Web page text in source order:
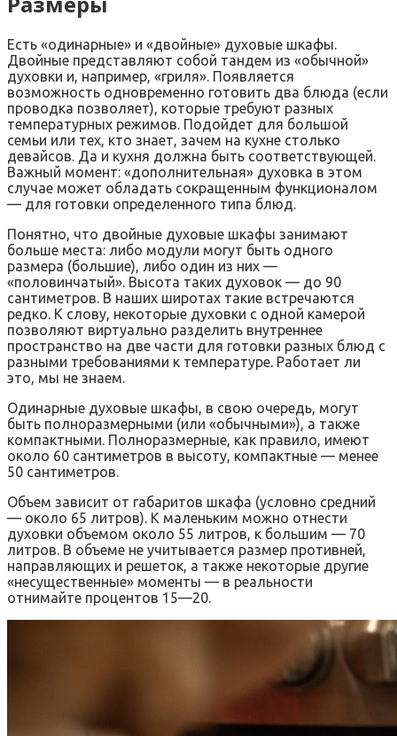
Есть «одинарные» и «двойные» духовые шкафы.
Двойные представляют собой тандем из «обычной»
духовки и, например, «гриля». Появляется
возможность одновременно готовить два блюда (если
проводка позволяет), которые требуют разных
температурных режимов. Подойдет для большой
семьи или тех, кто знает, зачем на кухне столько
девайсов. Да и кухня должна быть соответствующей.
Важный момент: «дополнительная» духовка в этом
случае может обладать сокращенным функционалом
— для готовки определенного типа блюд.
Понятно, что двойные духовые шкафы занимают
больше места: либо модули могут быть одного
размера (большие), либо один из них —
«половинчатый». Высота таких духовок — до 90
сантиметров. В наших широтах такие встречаются
редко. К слову, некоторые духовки с одной камерой
позволяют виртуально разделить внутреннее
пространство на две части для готовки разных блюд с
разными требованиями к температуре. Работает ли
это, мы не знаем.
Одинарные духовые шкафы, в свою очередь, могут
быть полноразмерными (или «обычными»), а также
компактными. Полноразмерные, как правило, имеют
около 60 сантиметров в высоту, компактные — менее
50 сантиметров.
Объем зависит от габаритов шкафа (условно средний
— около 65 литров). К маленьким можно отнести
духовки объемом около 55 литров, к большим — 70
литров. В объеме не учитывается размер противней,
направляющих и решеток, а также некоторые другие
«несущественные» моменты — в реальности
отнимайте процентов 15—20.